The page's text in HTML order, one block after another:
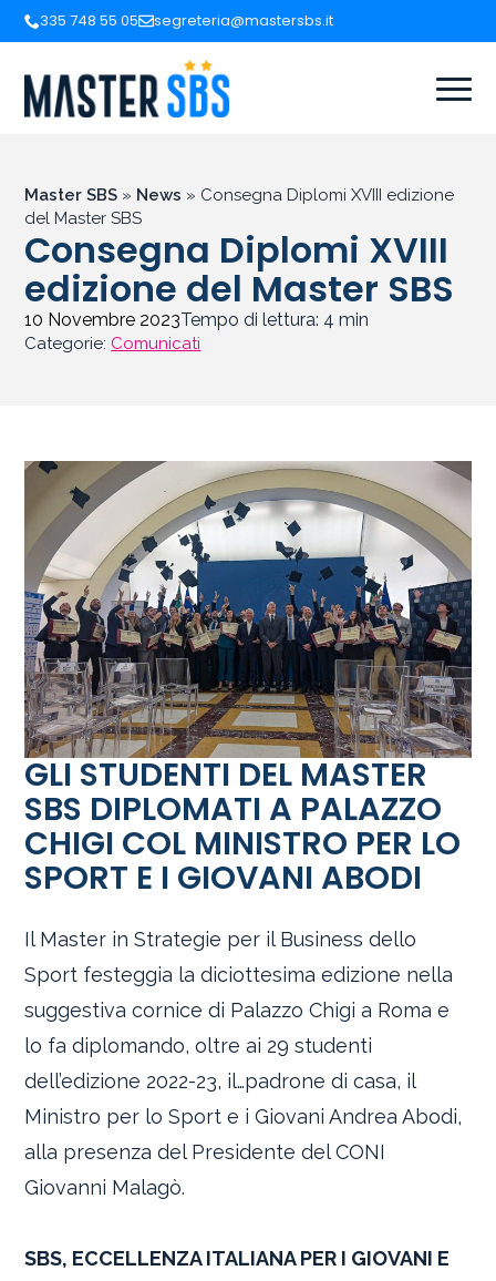
335 748 55 05 segreteria@mastersbs.it
Master SBS » News » Consegna Diplomi XVIII edizione
del Master SBS
Consegna Diplomi XVIII
edizione del Master SBS
10 Novembre 2023Tempo di lettura: 4 min
Categorie: Comunicati
GLI STUDENTI DEL MASTER
SBS DIPLOMATI A PALAZZO
CHIGI COL MINISTRO PER LO
SPORT E I GIOVANI ABODI
Il Master in Strategie per il Business dello
Sport festeggia la diciottesima edizione nella
suggestiva cornice di Palazzo Chigi a Roma e
lo fa diplomando, oltre ai 29 studenti
dell’edizione 2022-23, il…padrone di casa, il
Ministro per lo Sport e i Giovani Andrea Abodi,
alla presenza del Presidente del CONI
Giovanni Malagò.
SBS, ECCELLENZA ITALIANA PER I GIOVANI E